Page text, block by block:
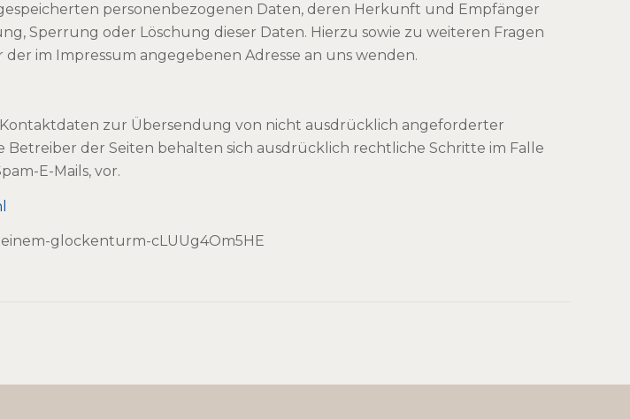
personenbezogenen Daten, deren Herkunft und Empfänger
Sperrung oder Löschung dieser Daten. Hierzu sowie zu weiteren Fragen
im Impressum angegebenen Adresse an uns wenden.
zur Übersendung von nicht ausdrücklich angeforderter
der Seiten behalten sich ausdrücklich rechtliche Schritte im Falle
E-Mails, vor.
glockenturm-cLUUg4Om5HE